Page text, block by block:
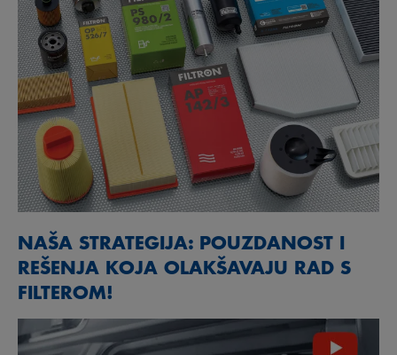
NAŠA STRATEGIJA: POUZDANOST I
REŠENJA KOJA OLAKŠAVAJU RAD S
FILTEROM!